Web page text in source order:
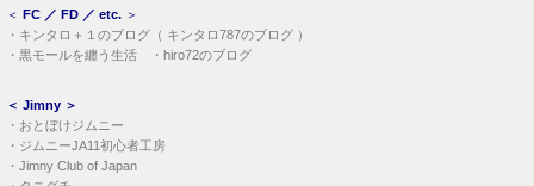
＜ FC ／ FD ／ etc. ＞
・ キンタロ＋１のブログ （ キンタロ787のブログ ）
・ 黒モールを纏う生活 ・ hiro72のブログ
＜ Jimny ＞
・ おとぼけジムニー
・ ジムニーJA11初心者工房
・ Jimny Club of Japan